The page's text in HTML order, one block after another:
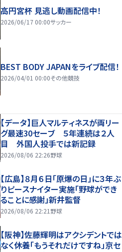
高円宮杯 見逃し動画配信中！
2026/06/17 00:00サッカー
BEST BODY JAPANをライブ配信！
2026/04/01 00:00その他競技
【データ】巨人マルティネスが両リー
グ最速30セーブ ５年連続は２人
目 外国人投手では新記録
2026/08/06 22:26野球
【広島】８月６日「原爆の日」に３年ぶ
りピースナイター実施「野球ができ
ることに感謝」新井監督
2026/08/06 22:21 野球
【阪神】佐藤輝明はアクシデントでは
なく休養「もうそれだけですね」京セ